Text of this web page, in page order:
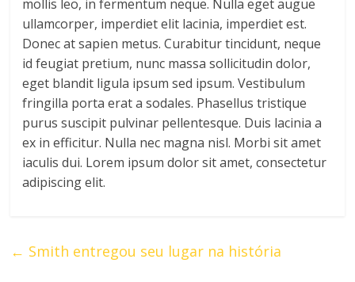
mollis leo, in fermentum neque. Nulla eget augue
ullamcorper, imperdiet elit lacinia, imperdiet est.
Donec at sapien metus. Curabitur tincidunt, neque
id feugiat pretium, nunc massa sollicitudin dolor,
eget blandit ligula ipsum sed ipsum. Vestibulum
fringilla porta erat a sodales. Phasellus tristique
purus suscipit pulvinar pellentesque. Duis lacinia a
ex in efficitur. Nulla nec magna nisl. Morbi sit amet
iaculis dui. Lorem ipsum dolor sit amet, consectetur
adipiscing elit.
← Smith entregou seu lugar na história